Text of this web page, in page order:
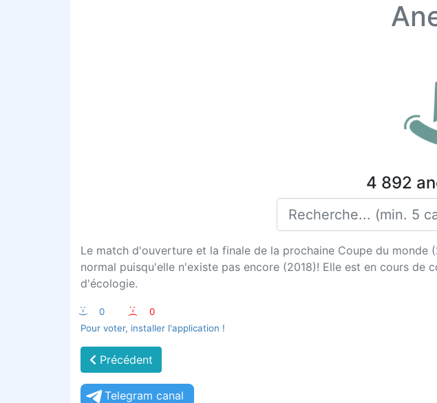
4 892
Le match d'ouverture et la finale de la prochaine Coupe du
normal puisqu'elle n'existe pas encore (2018)! Elle est en cours
d'écologie.
:-) 0 :-(
0
Pour voter, installer l'application !
Précédent
Telegram canal